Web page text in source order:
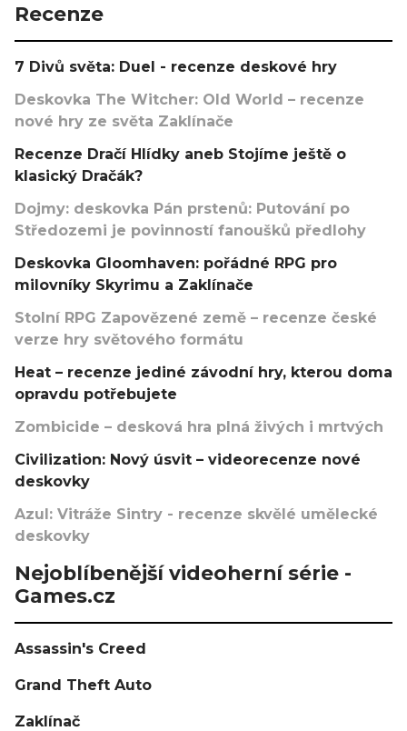
Recenze
7 Divů světa: Duel - recenze deskové hry
Deskovka The Witcher: Old World – recenze
nové hry ze světa Zaklínače
Recenze Dračí Hlídky aneb Stojíme ještě o
klasický Dračák?
Dojmy: deskovka Pán prstenů: Putování po
Středozemi je povinností fanoušků předlohy
Deskovka Gloomhaven: pořádné RPG pro
milovníky Skyrimu a Zaklínače
Stolní RPG Zapovězené země – recenze české
verze hry světového formátu
Heat – recenze jediné závodní hry, kterou doma
opravdu potřebujete
Zombicide – desková hra plná živých i mrtvých
Civilization: Nový úsvit – videorecenze nové
deskovky
Azul: Vitráže Sintry - recenze skvělé umělecké
deskovky
Nejoblíbenější videoherní série -
Games.cz
Assassin's Creed
Grand Theft Auto
Zaklínač